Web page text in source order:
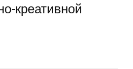
креативной